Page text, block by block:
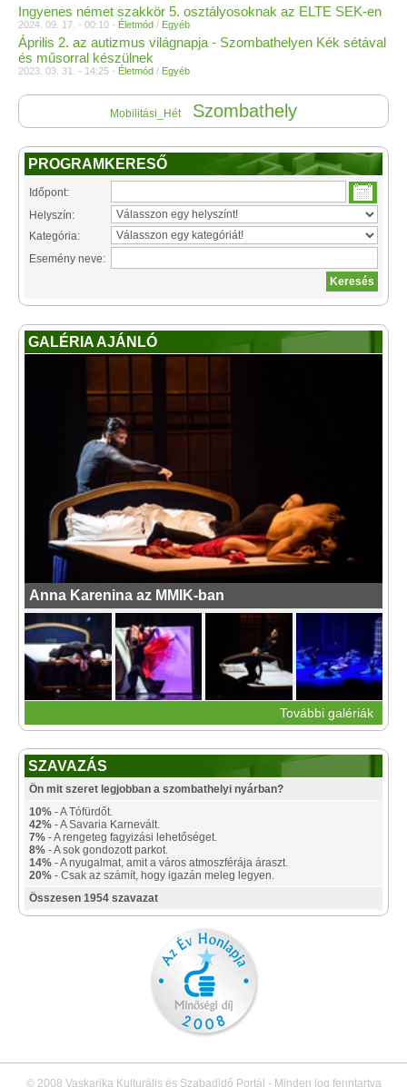
Ingyenes német szakkör 5. osztályosoknak az ELTE SEK-en
2024. 09. 17. - 00:10 - Életmód / Egyéb
Április 2. az autizmus világnapja - Szombathelyen Kék sétával
és műsorral készülnek
2023. 03. 31. - 14:25 - Életmód / Egyéb
Mobilitási_Hét Szombathely
PROGRAMKERESŐ
Időpont:
Helyszín:
Kategória:
Esemény neve:
GALÉRIA AJÁNLÓ
Anna Karenina az MMIK-ban
További galériák
SZAVAZÁS
Ön mit szeret legjobban a szombathelyi nyárban?
10% - A Tófürdőt.
42% - A Savaria Karnevált.
7% - A rengeteg fagyizási lehetőséget.
8% - A sok gondozott parkot.
14% - A nyugalmat, amit a város atmoszférája áraszt.
20% - Csak az számít, hogy igazán meleg legyen.
Összesen 1954 szavazat
© 2008 Vaskarika Kulturális és Szabadidő Portál - Minden jog fenntartva